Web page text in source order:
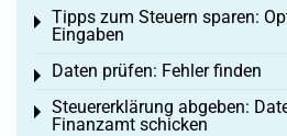
Tipps zum Steuern sparen:
Eingaben
Toggle menu
Daten prüfen: Fehler finden
Toggle menu
Steuererklärung abgeben:
Finanzamt schicken
Toggle menu